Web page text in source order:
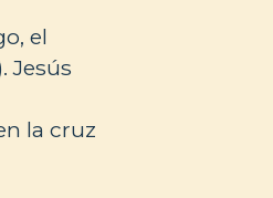
el
Jesús
la cruz